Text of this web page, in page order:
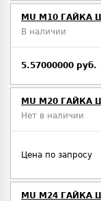
MU M10 ГАЙКА
В наличии
5.57000000 руб.
MU M20 ГАЙКА
Нет в наличии
Цена по запросу
MU M24 ГАЙКА